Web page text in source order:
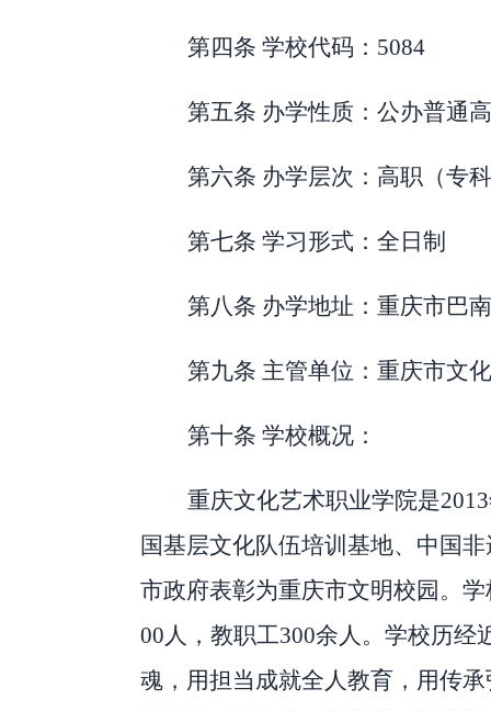
第四条 学校代码： 5084
第五条 办学性质：公办普通
第六条 办学层次：高职（专科
第七条 学习形式：全日制
第八条 办学地址：重庆市巴
第九条 主管单位：重庆市文
第十条 学校概况：
重庆文化艺术职业学院是2013
国基层文化队伍培训基地、中国
市政府表彰为重庆市文明校园。
00人，教职工300余人。学校历经
魂，用担当成就全人教育，用传